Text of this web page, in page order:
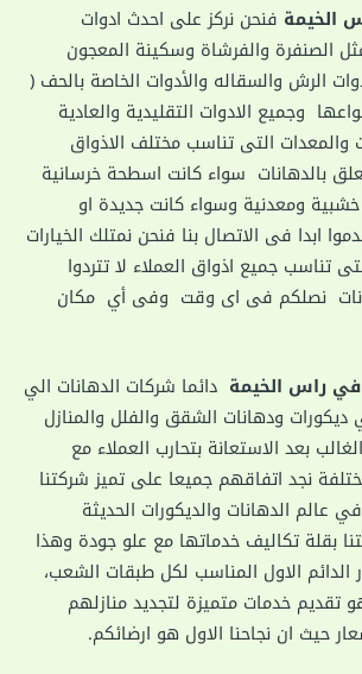
الخيمة فنحن نركز على احدث ادوات
الصنفرة والفرشاة وسكينة المعجون
الرش والسقاله والأدوات الخاصة بالحف (
وجميع الادوات التقليدية والعادية
والمعدات التى تناسب مختلف الاذواق
بالدهانات سواء كانت اسطحة خرسانية
ومعدنية وسواء كانت جديدة او
ابدا فى الاتصال بنا فنحن نمتلك الخيارات
تناسب جميع اذواق العملاء لا تتردوا
نصلكم فى اى وقت وفى أي مكان
راس الخيمة دائما شركات الدهانات الي
ديكورات ودهانات الشقق والفلل والمنازل
بعد الاستعانة بتحارب العملاء مع
نجد اتفاقهم جميعا على تميز شركتنا
عالم الدهانات والديكورات الحديثة
بقلة تكاليف خدماتها مع علو جودة وهذا
الدائم الاول المناسب لكل طبقات الشعب،
خدمات متميزة لتجديد منازلهم
حيث ان نجاحنا الاول هو ارضائكم.